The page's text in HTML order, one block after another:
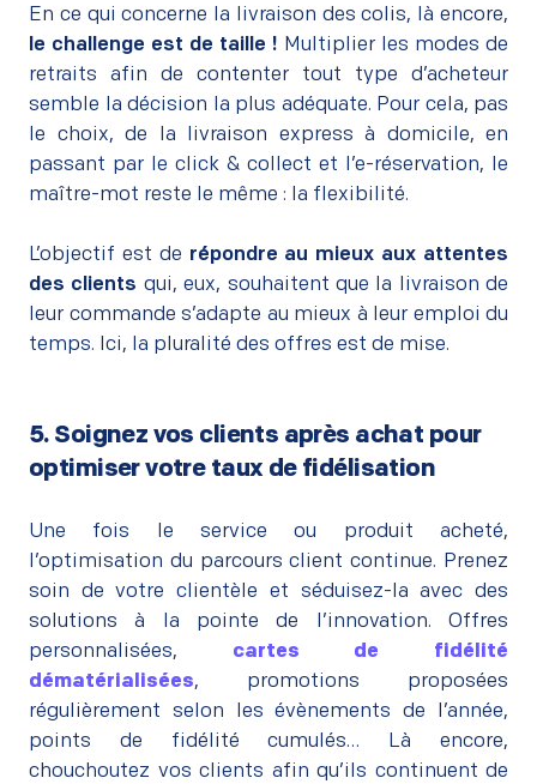
En ce qui concerne la livraison des colis, là encore,
le challenge est de taille ! Multiplier les modes de
retraits afin de contenter tout type d’acheteur
semble la décision la plus adéquate. Pour cela, pas
le choix, de la livraison express à domicile, en
passant par le click & collect et l’e-réservation, le
maître-mot reste le même : la flexibilité.
L’objectif est de répondre au mieux aux attentes
des clients qui, eux, souhaitent que la livraison de
leur commande s’adapte au mieux à leur emploi du
temps. Ici, la pluralité des offres est de mise.
5. Soignez vos clients après achat pour
optimiser votre taux de fidélisation
Une fois le service ou produit acheté,
l’optimisation du parcours client continue. Prenez
soin de votre clientèle et séduisez-la avec des
solutions à la pointe de l’innovation. Offres
personnalisées, cartes de fidélité
dématérialisées, promotions proposées
régulièrement selon les évènements de l’année,
points de fidélité cumulés… Là encore,
chouchoutez vos clients afin qu’ils continuent de